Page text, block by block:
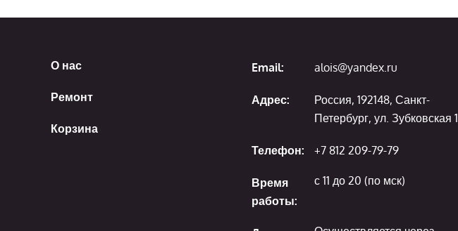
О нас
Ремонт
Корзина
Email: alois@yandex.ru
Адрес:
Россия, 192148, Санкт-
Петербург, ул. Зубковская 1
Телефон: +7 812 209-79-79
Время
работы:
с 11 до 20 (по мск)